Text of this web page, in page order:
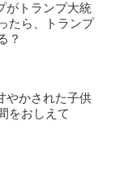
がトランプ大統
たら、トランプ
？
やかされた子供
をおしえて